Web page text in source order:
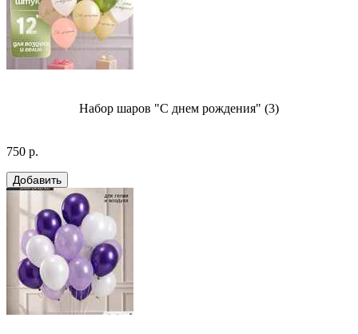
Набор шаров "С днем рождения" (3)
750 р.